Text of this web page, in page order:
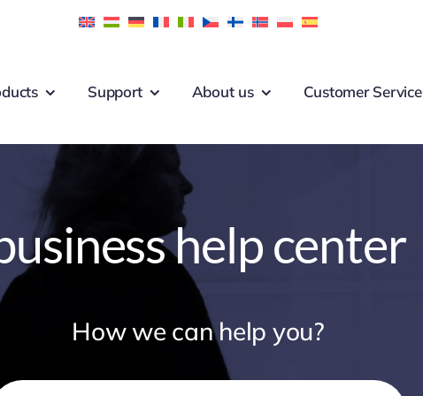
Support About us Customer Service
help center
How we can help you?